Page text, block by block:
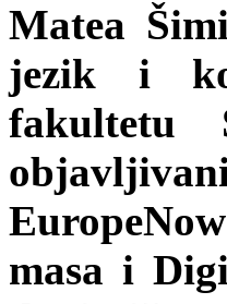
Matea
jezik i
fakultetu
masa i